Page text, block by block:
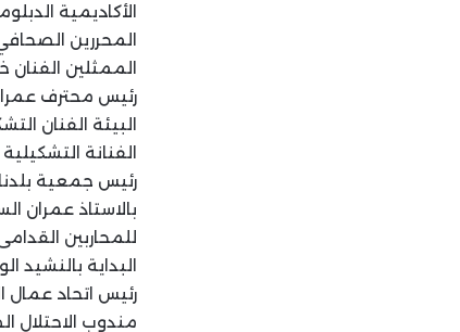
الأكاديمية
المحررين
الممثلين
رئيس محترف
البيئة الفنان
الفنانة
رئيس جمعية
بالاستاذ عمران
للمحاربين
البداية
رئيس اتحاد
مندوب الاحتلال